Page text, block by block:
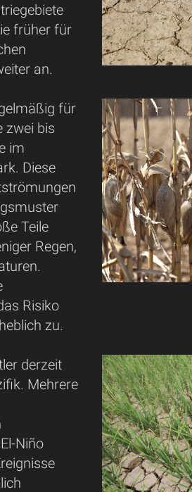
früher für
an.
für
zwei bis
im
Diese
Teile
Regen,
Risiko
zu.
derzeit
Mehrere
Niño